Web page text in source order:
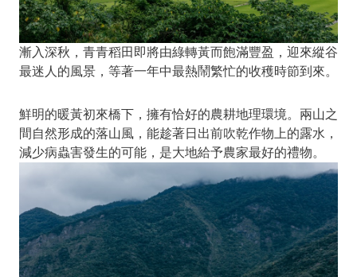
漸入深秋，青青稻田即將由綠轉黃而飽滿豐盈，迎來縱谷
最迷人的風景，等著一年中最熱鬧繁忙的收穫時節到來。
鮮明的暖黃初來橋下，擁有恰好的農耕地理環境。兩山之
間自然形成的落山風，能趁著日出前吹乾作物上的露水，
減少病蟲害發生的可能，是大地給予農家最好的禮物。